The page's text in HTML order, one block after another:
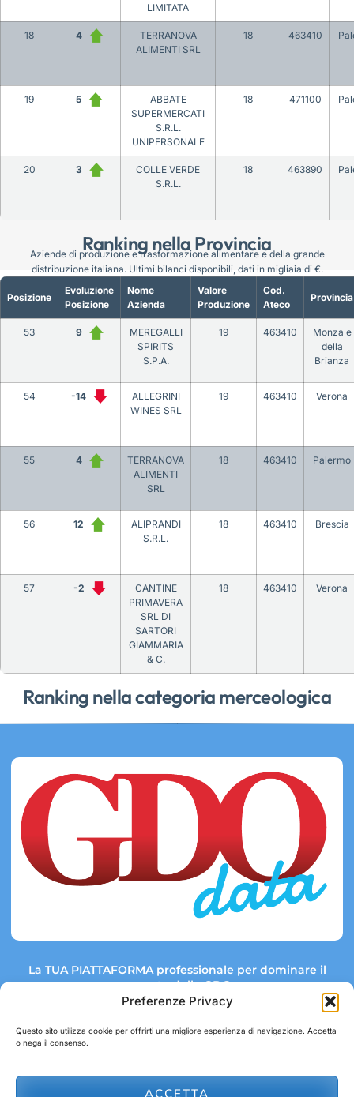
Preferenze Privacy
Questo sito utilizza cookie per offrirti una migliore esperienza di navigazione. Accetta
o nega il consenso.
ACCETTA
Ranking nella Provincia
LIMITATA
18 4
TERRANOVA
ALIMENTI SRL
18 463410
19 5
ABBATE
SUPERMERCATI
S.R.L.
UNIPERSONALE
18 471100
20 3
COLLE VERDE
S.R.L.
18 463890
Ranking nella categoria merceologica
Posizione
Evoluzione
Posizione
Nome
Azienda
Valore
Produzione
Cod.
Ateco
Provincia
53 9
MEREGALLI
SPIRITS
S.P.A.
19 463410
Monza e
della
Brianza
54 -14
ALLEGRINI
WINES SRL
19 463410 Verona
55 4
TERRANOVA
ALIMENTI
SRL
18 463410 Palermo
56 12
ALIPRANDI
S.R.L.
18 463410 Brescia
57 -2
CANTINE
PRIMAVERA
SRL DI
SARTORI
GIAMMARIA
& C.
18 463410 Verona
Aziende di produzione e trasformazione alimentare e della grande
distribuzione italiana. Ultimi bilanci disponibili, dati in migliaia di €.
La TUA PIATTAFORMA professionale per dominare il
mercato della GDO.
Link rapidi: